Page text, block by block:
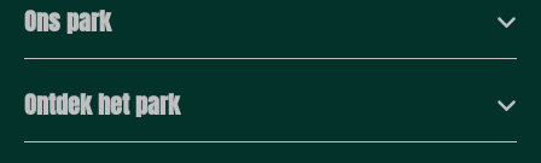
Ons park
Ontdek het park